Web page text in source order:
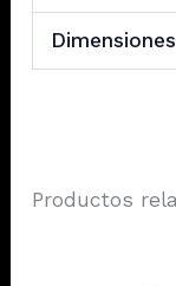
Dimensiones
Productos